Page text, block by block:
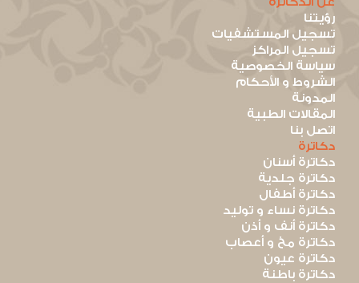
رؤيتنا
تسجيل المستشفيات
تسجيل المراكز
سياسة الخصوصية
الشروط و الأحكام
المدونة
المقالات الطبية
اتصل بنا
دكاترة
دكاترة أسنان
دكاترة جلدية
دكاترة أطفال
دكاترة نساء و توليد
دكاترة أنف و أذن
دكاترة مخ و أعصاب
دكاترة عيون
دكاترة باطنة